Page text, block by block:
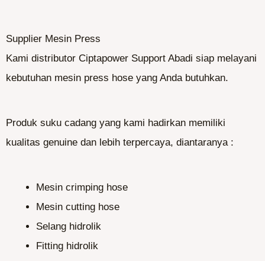
Supplier Mesin Press
Kami distributor Ciptapower Support Abadi siap melayani
kebutuhan mesin press hose yang Anda butuhkan.
Produk suku cadang yang kami hadirkan memiliki
kualitas genuine dan lebih terpercaya, diantaranya :
Mesin crimping hose
Mesin cutting hose
Selang hidrolik
Fitting hidrolik